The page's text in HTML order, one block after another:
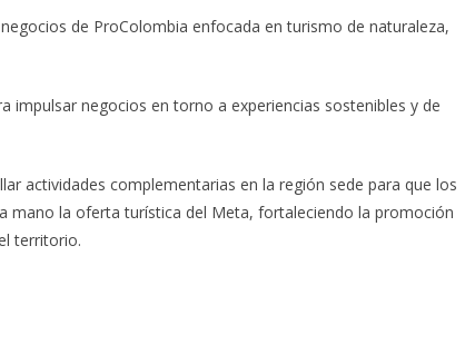
de ProColombia enfocada en turismo de naturaleza,
impulsar negocios en torno a experiencias sostenibles y de
actividades complementarias en la región sede para que los
mano la oferta turística del Meta, fortaleciendo la promoción
territorio.